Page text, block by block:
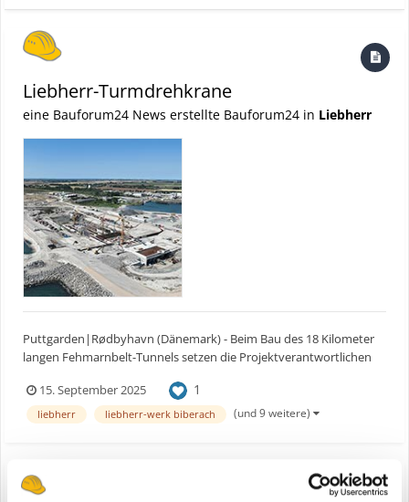
Liebherr-Turmdrehkrane
eine Bauforum24 News erstellte Bauforum24 in Liebherr
Puttgarden|Rødbyhavn (Dänemark) - Beim Bau des 18 Kilometer
langen Fehmarnbelt-Tunnels setzen die Projektverantwortlichen
viele auf Schienen montiert sind und so maximale Flexibilität
gewährleisten. Besonders die robusten Liebherr Drehwer...
15. September 2025 1
liebherr liebherr-werk biberach (und 9 weitere)